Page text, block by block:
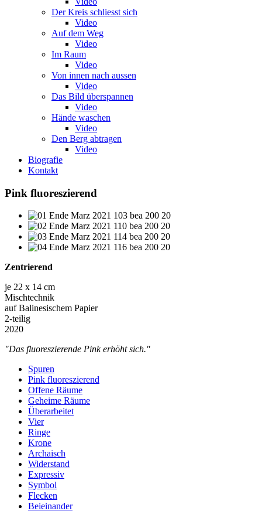
Der Kreis schliesst sich
Video
Auf dem Weg
Video
Im Raum
Video
Von innen nach aussen
Video
Das Bild überspannen
Video
Hände waschen
Video
Den Berg abtragen
Video
Biografie
Kontakt
Pink fluoreszierend
Zentrierend
je 22 x 14 cm
Mischtechnik
auf Balinesischem Papier
2-teilig
2020
"Das fluoreszierende Pink erhöht sich."
Spuren
Pink fluoreszierend
Offene Räume
Geheime Räume
Überarbeitet
Vier
Ringe
Krone
Archaisch
Widerstand
Expressiv
Symbol
Flecken
Beieinander